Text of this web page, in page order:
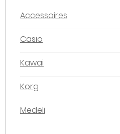
Accessoires
Casio
Kawai
Korg
Medeli